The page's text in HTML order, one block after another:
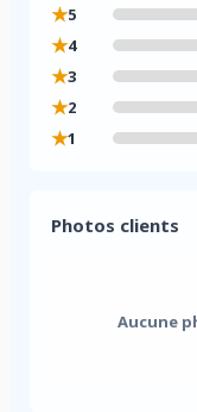
★5
★4
★3
★2
★1
Photos clients
Aucune